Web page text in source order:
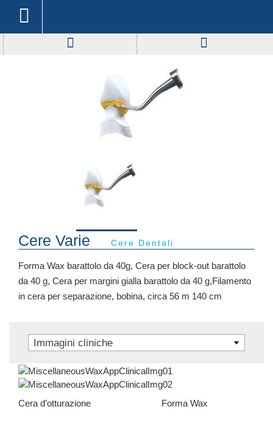
Cere Varie Cere Dentali
Forma Wax barattolo da 40g, Cera per block-out barattolo
da 40 g, Cera per margini gialla barattolo da 40 g,Filamento
in cera per separazione, bobina, circa 56 m 140 cm
Immagini cliniche
Cera d’otturazione Forma Wax